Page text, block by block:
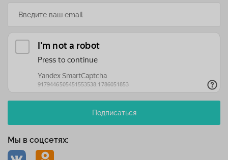
Мы в соцсетях:
Подписаться